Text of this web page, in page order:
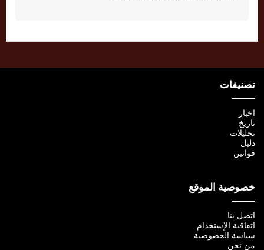
تصنيفات
اخبار
تاريخ
تحليلات
دليل
قوانين
خصوصية الموقع
اتصل بنا
اتفاقية الإستخدام
سياسة الخصوصية
من نحن